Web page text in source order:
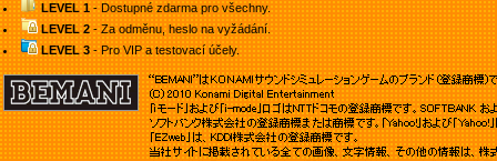
LEVEL 1- Dostupné zdarma pro všechny.
LEVEL 2- Za odměnu, heslo na vyžádání.
LEVEL 3- Pro VIP a testovací účely.